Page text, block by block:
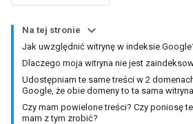
Na tej stronie
Jak uwzględnić witrynę w indeksie
Dlaczego moja witryna nie jest
Udostępniam te same treści w 2
Google, że obie domeny to ta sama
Czy mam powielone treści? Czy poniosę
mam z tym zrobić?